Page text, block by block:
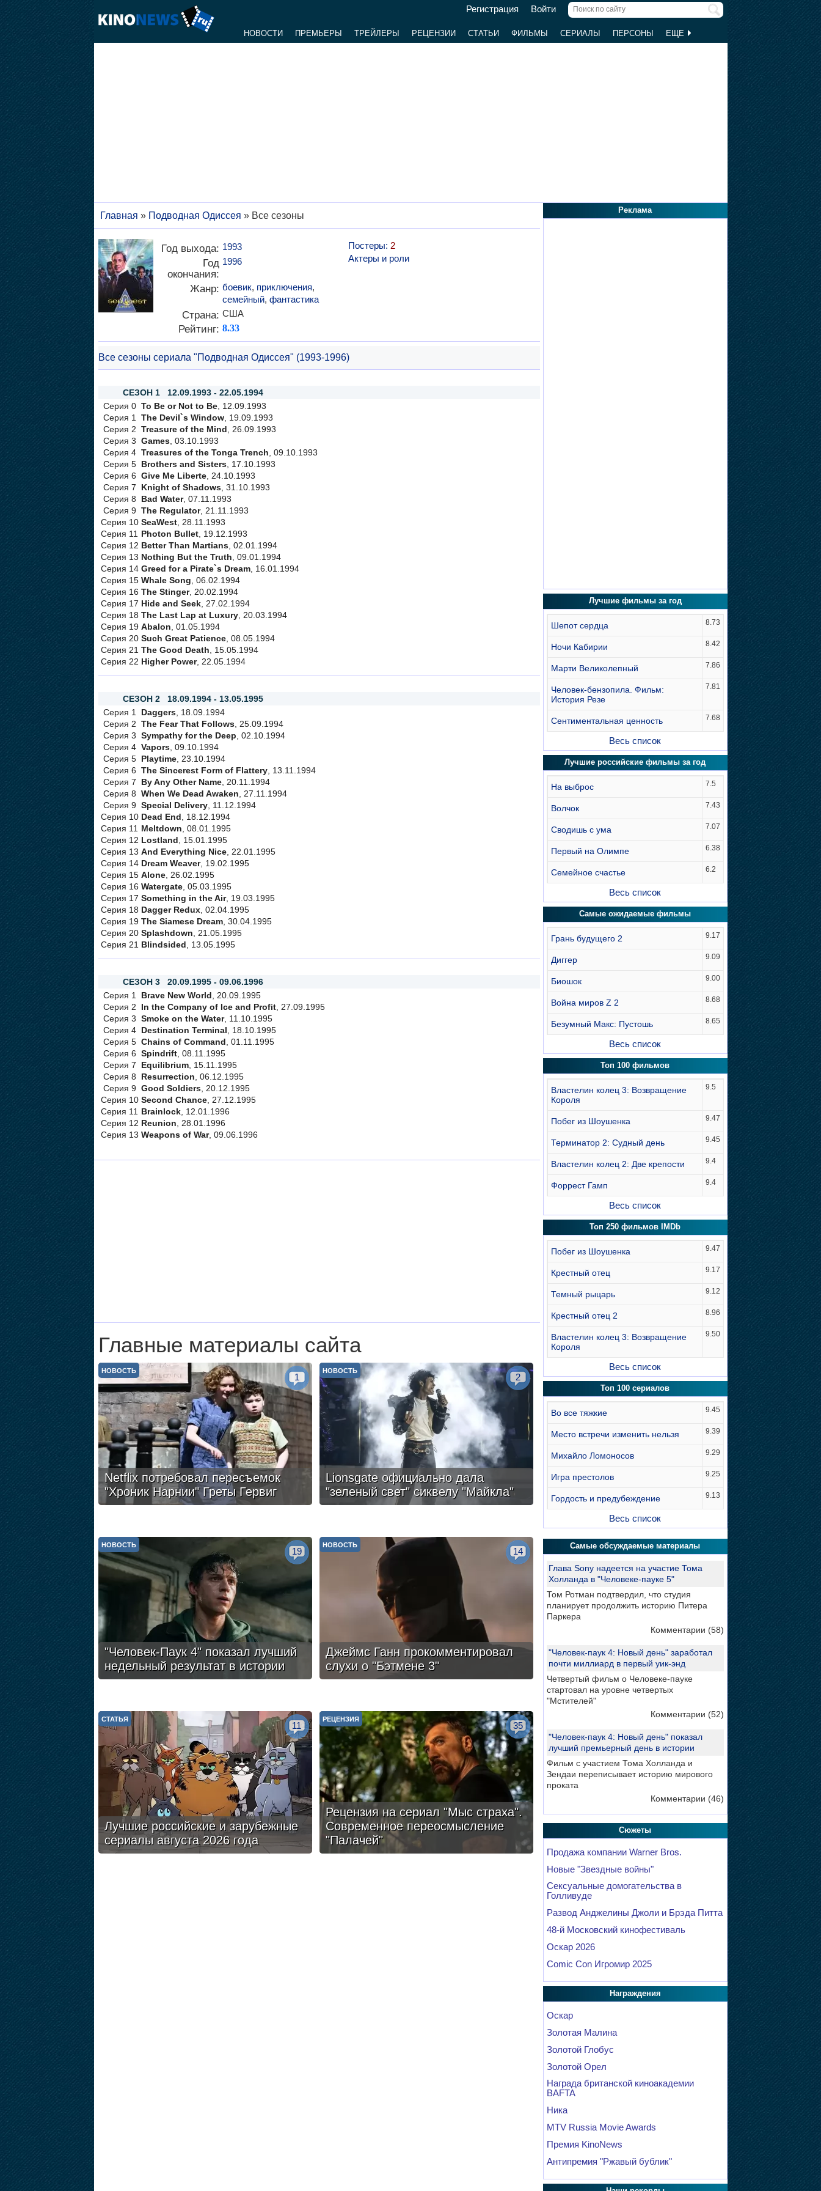
Регистрация Войти
НОВОСТИ ПРЕМЬЕРЫ ТРЕЙЛЕРЫ РЕЦЕНЗИИ СТАТЬИ ФИЛЬМЫ СЕРИАЛЫ ПЕРСОНЫ ЕЩЕ
Главная » Подводная Одиссея » Все сезоны
Год выхода: 1993
Год
окончания:
1996
Жанр: боевик, приключения,
семейный, фантастика
Страна: США
Рейтинг: 8.33
Постеры: 2
Актеры и роли
Все сезоны сериала "Подводная Одиссея" (1993-1996)
СЕЗОН 1 12.09.1993 - 22.05.1994
Серия 0 To Be or Not to Be, 12.09.1993
Серия 1
The Devil`s Window, 19.09.1993
Серия 2 Treasure of the Mind , 26.09.1993
Серия 3 Games, 03.10.1993
Серия 4 Treasures of the Tonga Trench , 09.10.1993
Серия 5 Brothers and Sisters, 17.10.1993
Серия 6 Give Me Liberte, 24.10.1993
Серия 7
Knight of Shadows, 31.10.1993
Серия 8
Bad Water, 07.11.1993
Серия 9 The Regulator, 21.11.1993
Серия 10 SeaWest, 28.11.1993
Серия 11 Photon Bullet, 19.12.1993
Серия 12 Better Than Martians, 02.01.1994
Серия 13 Nothing But the Truth , 09.01.1994
Серия 14 Greed for a Pirate`s Dream, 16.01.1994
Серия 15 Whale Song , 06.02.1994
Серия 16 The Stinger, 20.02.1994
Серия 17 Hide and Seek, 27.02.1994
Серия 18 The Last Lap at Luxury, 20.03.1994
Серия 19 Abalon , 01.05.1994
Серия 20 Such Great Patience, 08.05.1994
Серия 21 The Good Death , 15.05.1994
Серия 22 Higher Power, 22.05.1994
СЕЗОН 2 18.09.1994 - 13.05.1995
Серия 1
Daggers, 18.09.1994
Серия 2 The Fear That Follows, 25.09.1994
Серия 3 Sympathy for the Deep , 02.10.1994
Серия 4 Vapors, 09.10.1994
Серия 5 Playtime, 23.10.1994
Серия 6 The Sincerest Form of Flattery, 13.11.1994
Серия 7
By Any Other Name, 20.11.1994
Серия 8 When We Dead Awaken , 27.11.1994
Серия 9 Special Delivery, 11.12.1994
Серия 10 Dead End , 18.12.1994
Серия 11 Meltdown , 08.01.1995
Серия 12 Lostland , 15.01.1995
Серия 13 And Everything Nice, 22.01.1995
Серия 14 Dream Weaver, 19.02.1995
Серия 15 Alone, 26.02.1995
Серия 16 Watergate, 05.03.1995
Серия 17 Something in the Air, 19.03.1995
Серия 18 Dagger Redux, 02.04.1995
Серия 19 The Siamese Dream, 30.04.1995
Серия 20 Splashdown , 21.05.1995
Серия 21 Blindsided , 13.05.1995
СЕЗОН 3 20.09.1995 - 09.06.1996
Серия 1
Brave New World , 20.09.1995
Серия 2
In the Company of Ice and Profit, 27.09.1995
Серия 3 Smoke on the Water, 11.10.1995
Серия 4 Destination Terminal , 18.10.1995
Серия 5 Chains of Command , 01.11.1995
Серия 6 Spindrift, 08.11.1995
Серия 7
Equilibrium, 15.11.1995
Серия 8
Resurrection , 06.12.1995
Серия 9 Good Soldiers, 20.12.1995
Серия 10 Second Chance, 27.12.1995
Серия 11 Brainlock, 12.01.1996
Серия 12 Reunion , 28.01.1996
Серия 13 Weapons of War, 09.06.1996
Главные материалы сайта
Netflix потребовал пересъемок
"Хроник Нарнии" Греты Гервиг
НОВОСТЬ
1
Lionsgate официально дала
"зеленый свет" сиквелу "Майкла"
НОВОСТЬ
2
"Человек-Паук 4" показал лучший
недельный результат в истории
НОВОСТЬ
19
Джеймс Ганн прокомментировал
слухи о "Бэтмене 3"
НОВОСТЬ
14
Лучшие российские и зарубежные
сериалы августа 2026 года
СТАТЬЯ
11
Рецензия на сериал "Мыс страха".
Современное переосмысление
"Палачей"
РЕЦЕНЗИЯ
35
Реклама
Лучшие фильмы за год
Шепот сердца 8.73
Ночи Кабирии 8.42
Марти Великолепный 7.86
Человек-бензопила. Фильм:
История Резе
7.81
Сентиментальная ценность 7.68
Весь список
Лучшие российские фильмы за год
На выброс 7.5
Волчок 7.43
Сводишь с ума 7.07
Первый на Олимпе 6.38
Семейное счастье 6.2
Весь список
Самые ожидаемые фильмы
Грань будущего 2 9.17
Диггер 9.09
Биошок 9.00
Война миров Z 2 8.68
Безумный Макс: Пустошь 8.65
Весь список
Топ 100 фильмов
Властелин колец 3: Возвращение
Короля
9.5
Побег из Шоушенка 9.47
Терминатор 2: Судный день 9.45
Властелин колец 2: Две крепости 9.4
Форрест Гамп 9.4
Весь список
Топ 250 фильмов IMDb
Побег из Шоушенка 9.47
Крестный отец 9.17
Темный рыцарь 9.12
Крестный отец 2 8.96
Властелин колец 3: Возвращение
Короля
9.50
Весь список
Топ 100 сериалов
Во все тяжкие 9.45
Место встречи изменить нельзя 9.39
Михайло Ломоносов 9.29
Игра престолов 9.25
Гордость и предубеждение 9.13
Весь список
Самые обсуждаемые материалы
Глава Sony надеется на участие Тома
Холланда в "Человеке-пауке 5"
Том Ротман подтвердил, что студия
планирует продолжить историю Питера
Паркера
Комментарии (58)
"Человек-паук 4: Новый день" заработал
почти миллиард в первый уик-энд
Четвертый фильм о Человеке-пауке
стартовал на уровне четвертых
"Мстителей"
Комментарии (52)
"Человек-паук 4: Новый день" показал
лучший премьерный день в истории
Фильм с участием Тома Холланда и
Зендаи переписывает историю мирового
проката
Комментарии (46)
Сюжеты
Продажа компании Warner Bros.
Новые "Звездные войны"
Сексуальные домогательства в
Голливуде
Развод Анджелины Джоли и Брэда Питта
48-й Московский кинофестиваль
Оскар 2026
Comic Con Игромир 2025
Награждения
Оскар
Золотая Малина
Золотой Глобус
Золотой Орел
Награда британской киноакадемии
BAFTA
Ника
MTV Russia Movie Awards
Премия KinoNews
Антипремия "Ржавый бублик"